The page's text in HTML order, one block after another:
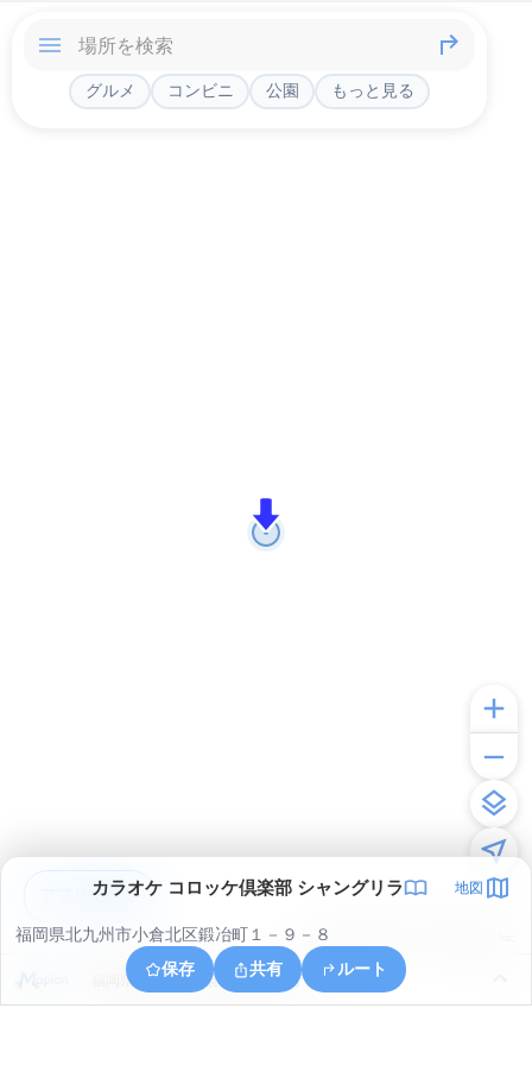
© ONE COMPATH © GeoTechnologies Inc.
グルメ コンビニ 公園 もっと見る
カラオケ コロッケ倶楽部 シャングリラ 地図
福岡県北九州市小倉北区鍛冶町１－９－８
保存
共有 ルート
福岡県北九州市小倉北区足原１丁目６
アプリで見る